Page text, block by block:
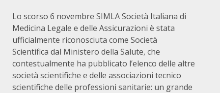
Lo scorso 6 novembre SIMLA Società Italiana di
Medicina Legale e delle Assicurazioni è stata
ufficialmente riconosciuta come Società
Scientifica dal Ministero della Salute, che
contestualmente ha pubblicato l’elenco delle altre
società scientifiche e delle associazioni tecnico
scientifiche delle professioni sanitarie: un grande